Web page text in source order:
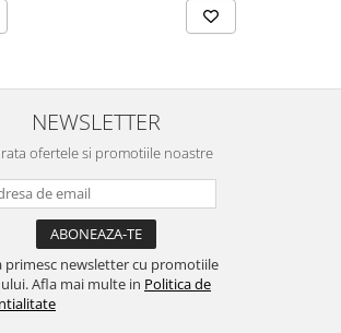
NEWSLETTER
ofertele si promotiile noastre
primesc newsletter cu promotiile
Afla mai multe in Politica de